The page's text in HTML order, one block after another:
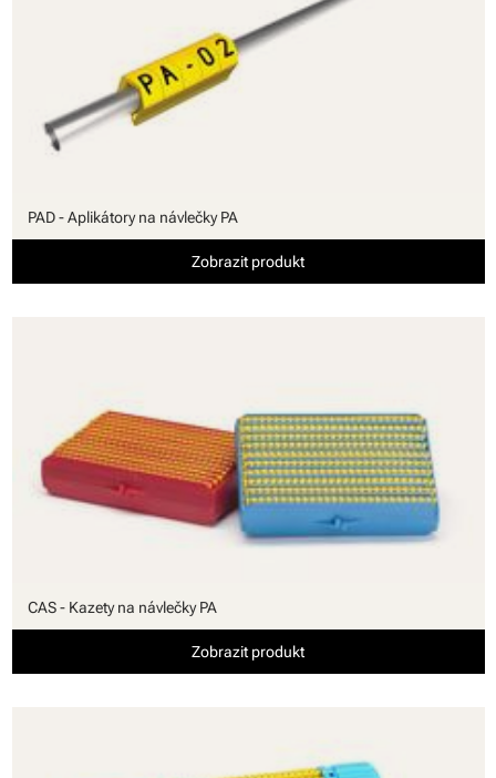
PAD - Aplikátory na návlečky PA
Zobrazit produkt
CAS - Kazety na návlečky PA
Zobrazit produkt